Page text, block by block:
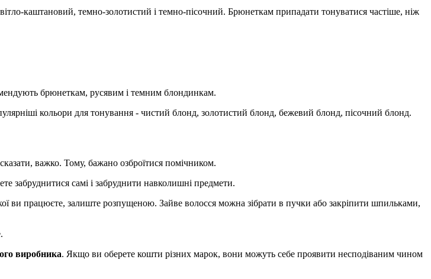
каштановий, темно-золотистий і темно-пісочний. Брюнеткам припадати тонуватися частіше, ніж
брюнеткам, русявим і темним блондинкам.
кольори для тонування - чистий блонд, золотистий блонд, бежевий блонд, пісочний блонд.
важко. Тому, бажано озброїтися помічником.
забруднитися самі і забруднити навколишні предмети.
ви працюєте, залиште розпущеною. Зайве волосся можна зібрати в пучки або закріпити шпильками,
виробника. Якщо ви оберете кошти різних марок, вони можуть себе проявити несподіваним чином